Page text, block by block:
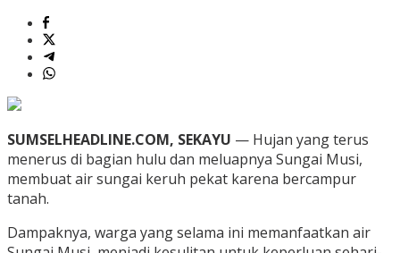
SUMSELHEADLINE.COM, SEKAYU — Hujan yang terus
menerus di bagian hulu dan meluapnya Sungai Musi,
membuat air sungai keruh pekat karena bercampur
tanah.
Dampaknya, warga yang selama ini memanfaatkan air